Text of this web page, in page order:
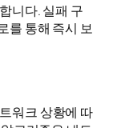
니다. 실패 구
를 통해 즉시 보
워크 상황에 따